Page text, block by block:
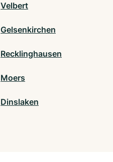
Velbert
Gelsenkirchen
Recklinghausen
Moers
Dinslaken